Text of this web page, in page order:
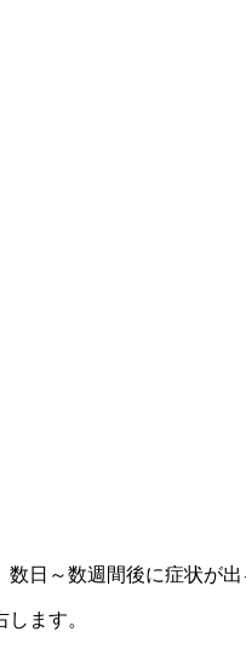
日～数週間後に症状が出
ます。